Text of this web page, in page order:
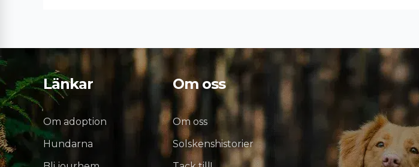
Länkar
Om adoption
Hundarna
Om oss
Om oss
Solskenshistorier